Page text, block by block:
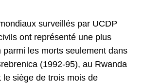
surveillés par UCDP
ont représenté une plus
parmi les morts seulement dans
(1992-95), au Rwanda
le siège de trois mois de